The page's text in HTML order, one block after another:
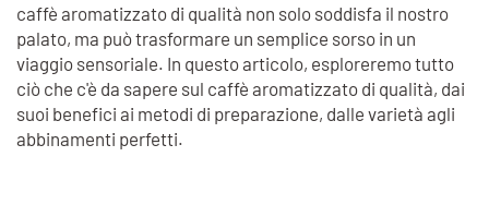
caffè aromatizzato di qualità non solo soddisfa il nostro
palato, ma può trasformare un semplice sorso in un
viaggio sensoriale. In questo articolo, esploreremo tutto
ciò che c'è da sapere sul caffè aromatizzato di qualità, dai
suoi benefici ai metodi di preparazione, dalle varietà agli
abbinamenti perfetti.